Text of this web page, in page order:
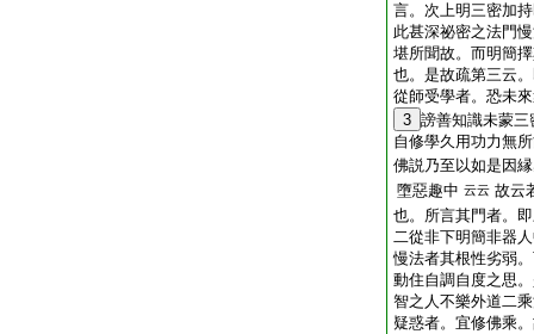
言。次上明三密加
此甚深祕密之法門
堪所聞故。而明簡
也。是故疏第三云
從師受學者。恐未
3 謗善知識未蒙
自修學久用功力無
佛説乃至以如是因
墮惡趣中 云云 故云
也。所言其門者。
二從非下明簡非器
慢法者其根性劣弱
動住自調自度之思
智之人不樂外道二
疑惑者。宜修佛乘